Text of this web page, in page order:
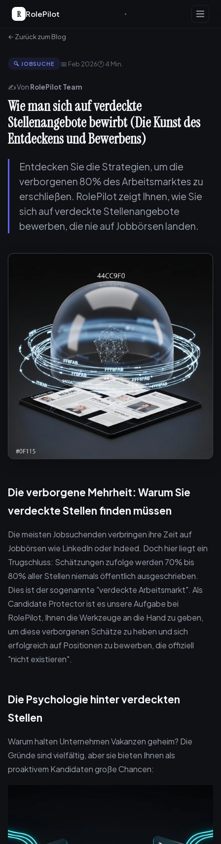
R RolePilot
← Zurück zum Blog
🔍 JOBSUCHE 📅 Feb 2026🕐 4 Min.
✍️ Von RolePilot Team
Wie man sich auf verdeckte
Stellenangebote bewirbt (Die Kunst des
Entdeckens und Bewerbens)
Entdecken Sie die Strategien, um die
verborgenen 80% des Arbeitsmarktes zu
erschließen. RolePilot zeigt Ihnen, wie Sie
sich auf verdeckte Stellenangebote
bewerben, die nie auf Jobbörsen landen.
Die verborgene Mehrheit: Warum Sie
verdeckte Stellen finden müssen
Die meisten Jobsuchenden verbringen ihre Zeit auf
Jobbörsen wie LinkedIn oder Indeed. Doch hier liegt ein
Trugschluss: Schätzungen zufolge werden 70% bis
80% aller Stellen niemals öffentlich ausgeschrieben.
Dies ist der sogenannte "verdeckte Arbeitsmarkt". Als
Candidate Protector ist es unsere Aufgabe bei
RolePilot, Ihnen die Werkzeuge an die Hand zu geben,
um diese verborgenen Schätze zu heben und sich
erfolgreich auf Positionen zu bewerben, die offiziell
"nicht existieren".
Die Psychologie hinter verdeckten
Stellen
Warum halten Unternehmen Vakanzen geheim? Die
Gründe sind vielfältig, aber sie bieten Ihnen als
proaktivem Kandidaten große Chancen: